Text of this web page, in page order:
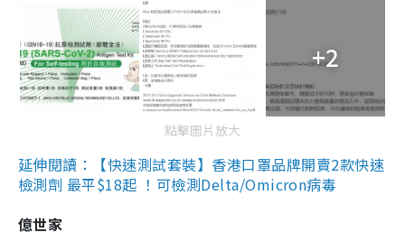
+2
點擊圖片放大
延伸閱讀：【快速測試套裝】香港口罩品牌開賣2款快速
檢測劑 最平$18起 ！可檢測Delta/Omicron病毒
億世家